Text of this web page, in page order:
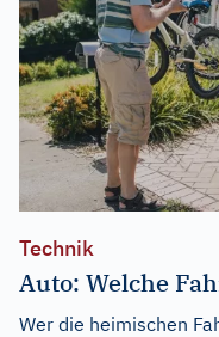
Technik
Auto: Welche
Wer die heimischen